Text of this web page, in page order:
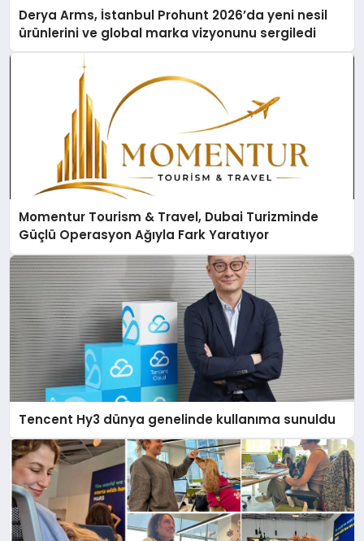
Derya Arms, İstanbul Prohunt 2026’da yeni nesil
ürünlerini ve global marka vizyonunu sergiledi
Momentur Tourism & Travel, Dubai Turizminde
Güçlü Operasyon Ağıyla Fark Yaratıyor
Tencent Hy3 dünya genelinde kullanıma sunuldu